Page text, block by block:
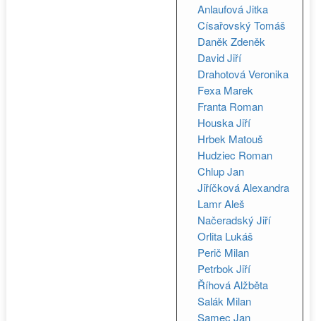
Anlaufová Jitka
Císařovský Tomáš
Daněk Zdeněk
David Jiří
Drahotová Veronika
Fexa Marek
Franta Roman
Houska Jiří
Hrbek Matouš
Hudziec Roman
Chlup Jan
Jiříčková Alexandra
Lamr Aleš
Načeradský Jiří
Orlita Lukáš
Perič Milan
Petrbok Jiří
Říhová Alžběta
Salák Milan
Samec Jan